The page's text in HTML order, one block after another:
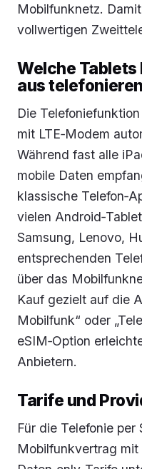
Mobilfunknetz.
vollwertigen
Welche Tablets
aus
Die
mit LTE‑Modem
Während fast alle
mobile Daten
klassische
vielen
Samsung, Lenovo,
entsprechenden
über das
Kauf gezielt auf die
Mobilfunk“ oder
eSIM‑Option
Anbietern.
Tarife und
Für die Telefonie per
Mobilfunkvertrag mit